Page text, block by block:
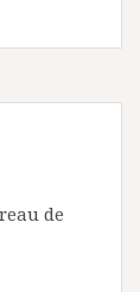
de